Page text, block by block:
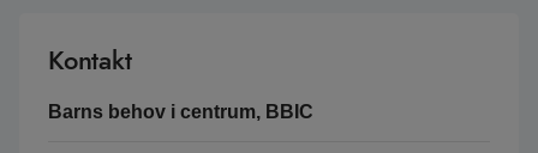
Kontakt
Barns behov i centrum, BBIC